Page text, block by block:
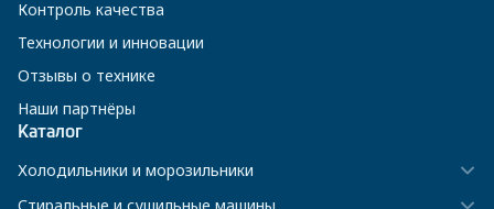
Контроль качества
Технологии и инновации
Отзывы о технике
Наши партнёры
Каталог
Холодильники и морозильники